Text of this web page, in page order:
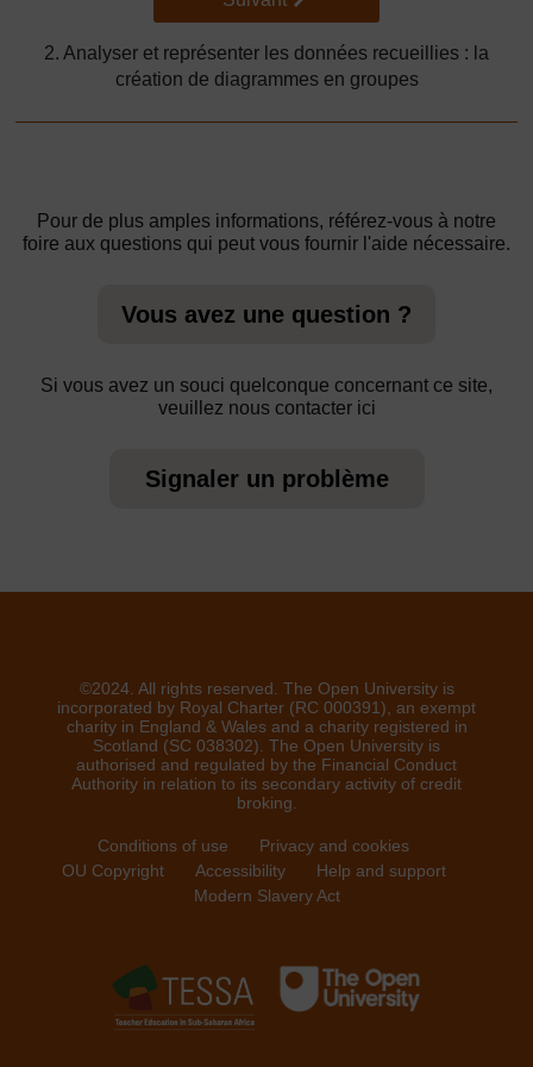
2. Analyser et représenter les données recueillies : la
création de diagrammes en groupes
Pour de plus amples informations, référez-vous à notre
foire aux questions qui peut vous fournir l'aide nécessaire.
Vous avez une question ?
Si vous avez un souci quelconque concernant ce site,
veuillez nous contacter ici
Signaler un problème
©2024. All rights reserved. The Open University is
incorporated by Royal Charter (RC 000391), an exempt
charity in England & Wales and a charity registered in
Scotland (SC 038302). The Open University is
authorised and regulated by the Financial Conduct
Authority in relation to its secondary activity of credit
broking.
Conditions of use
Privacy and cookies
OU Copyright
Accessibility
Help and support
Modern Slavery Act